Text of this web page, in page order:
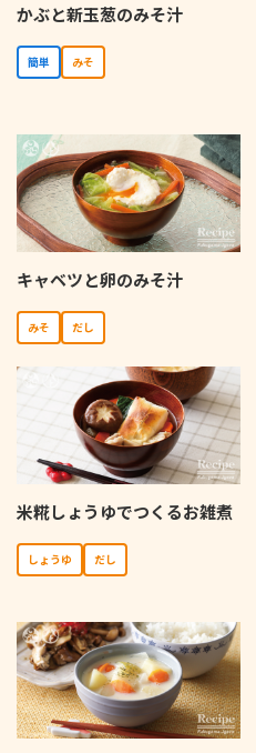
かぶと新玉葱のみそ汁
簡単 みそ
キャベツと卵のみそ汁
みそ だし
米糀しょうゆでつくるお雑煮
しょうゆ だし